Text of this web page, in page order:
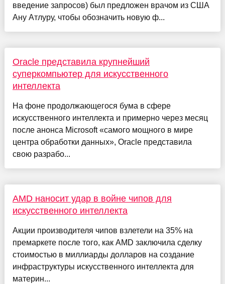
введение запросов) был предложен врачом из США
Ану Атлуру, чтобы обозначить новую ф...
Oracle представила крупнейший
суперкомпьютер для искусственного
интеллекта
На фоне продолжающегося бума в сфере
искусственного интеллекта и примерно через месяц
после анонса Microsoft «самого мощного в мире
центра обработки данных», Oracle представила
свою разрабо...
AMD наносит удар в войне чипов для
искусственного интеллекта
Акции производителя чипов взлетели на 35% на
премаркете после того, как AMD заключила сделку
стоимостью в миллиарды долларов на создание
инфраструктуры искусственного интеллекта для
материн...